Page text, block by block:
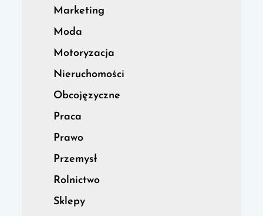
Marketing
Moda
Motoryzacja
Nieruchomości
Obcojęzyczne
Praca
Prawo
Przemysł
Rolnictwo
Sklepy